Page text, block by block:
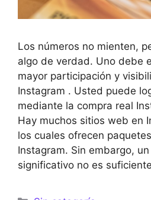
Los números no mienten,
algo de verdad. Uno debe
mayor participación y
Instagram . Usted puede
mediante la compra real
Hay muchos sitios web en
los cuales ofrecen
Instagram. Sin embargo,
significativo no es